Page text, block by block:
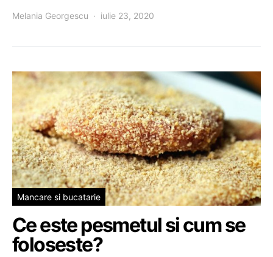
Melania Georgescu iulie 23, 2020
Mancare si bucatarie
Ce este pesmetul si cum se
foloseste?